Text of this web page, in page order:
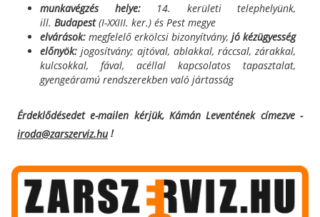
munkavégzés helye:14. kerületi telephelyünk,
ill. Budapest(I-XXIII. ker.) és Pest megye
elvárások: megfelelő erkölcsi bizonyítvány, jó kézügyesség
előnyök: jogosítvány; ajtóval, ablakkal, ráccsal, zárakkal,
kulcsokkal, fával, acéllal kapcsolatos tapasztalat,
gyengeáramú rendszerekben való jártasság
Érdeklődésedet e-mailen kérjük, Kámán Leventének címezve -
iroda@zarszerviz.hu!